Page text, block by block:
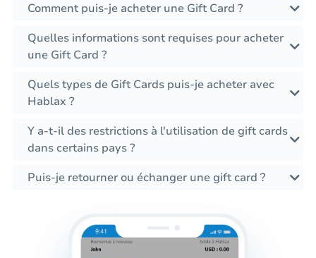
Comment puis-je acheter une Gift Card ?
Quelles informations sont requises pour acheter
une Gift Card ?
Quels types de Gift Cards puis-je acheter avec
Hablax ?
Y a-t-il des restrictions à l'utilisation de gift cards
dans certains pays ?
Puis-je retourner ou échanger une gift card ?